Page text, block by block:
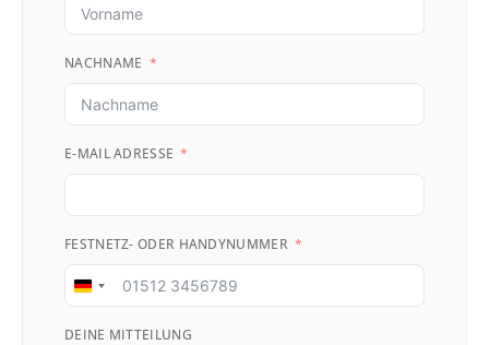
NACHNAME
E-MAIL ADRESSE
FESTNETZ- ODER HANDYNUMMER
Germany
DEINE MITTEILUNG